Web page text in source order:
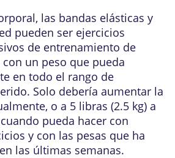
las bandas elásticas y
pueden ser ejercicios
de entrenamiento de
un peso que pueda
en todo el rango de
Solo debería aumentar la
o a 5 libras (2.5 kg) a
pueda hacer con
y con las pesas que ha
las últimas semanas.